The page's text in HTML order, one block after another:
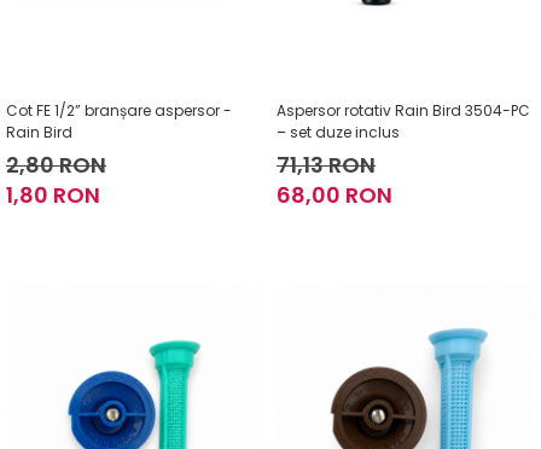
Cot FE 1/2” branșare aspersor -
Rain Bird
2,80 RON
1,80 RON
Aspersor rotativ Rain Bird 3504-PC
– set duze inclus
71,13 RON
68,00 RON